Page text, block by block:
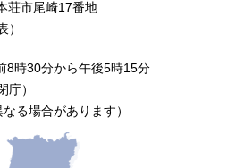
荘市尾崎17番地
）
8時30分から午後5時15分
庁）
る場合があります）